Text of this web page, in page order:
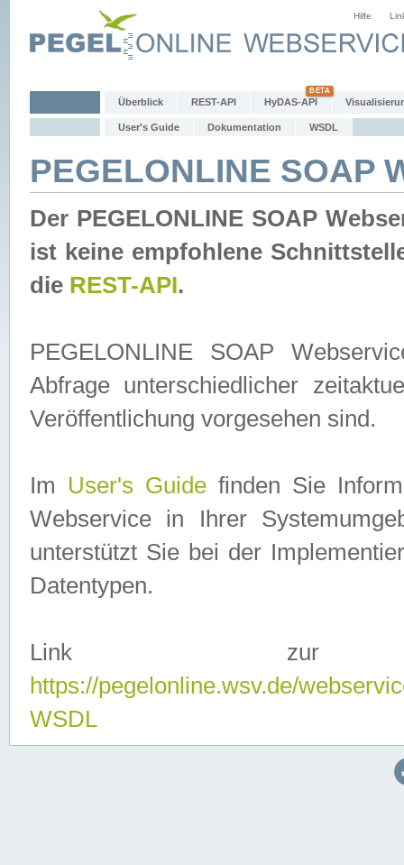
Hilfe
Überblick REST-API HyDAS-API
User's Guide Dokumentation WSDL
PEGELONLINE SOAP
Der PEGELONLINE SOAP
ist keine empfohlene
die REST-API.
PEGELONLINE SOAP
Abfrage unterschiedlicher
Veröffentlichung vorgesehen sind.
Im User's Guidefinden Sie
Webservice in Ihrer
unterstützt Sie bei der
Datentypen.
Link zur
https://pegelonline.wsv.de/
WSDL